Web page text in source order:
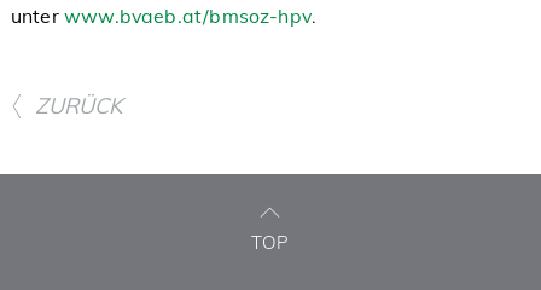
unterwww.bvaeb.at/bmsoz-hpv.
ZURÜCK
TOP